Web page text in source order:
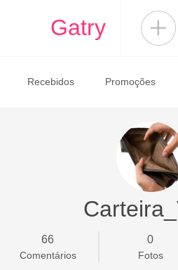
Gatry
Recebidos Promoções
66
Comentários
0
Fotos